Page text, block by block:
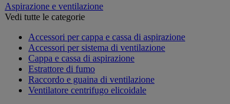
Aspirazione e ventilazione
Vedi tutte le categorie
Accessori per cappa e cassa di aspirazione
Accessori per sistema di ventilazione
Cappa e cassa di aspirazione
Estrattore di fumo
Raccordo e guaina di ventilazione
Ventilatore centrifugo elicoidale